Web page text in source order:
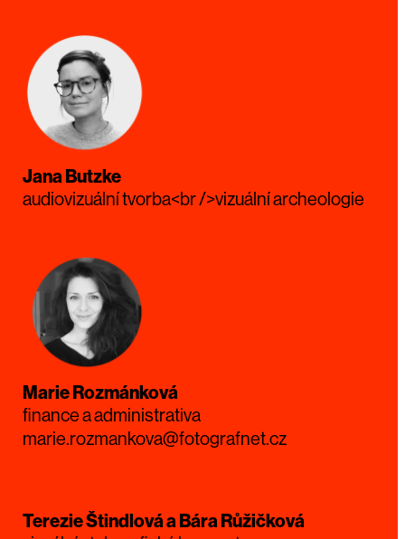
Jana Butzke
audiovizuální tvorba<br />vizuální archeologie
Marie Rozmánková
finance a administrativa
marie.rozmankova@fotografnet.cz
Terezie Štindlová a Bára Růžičková